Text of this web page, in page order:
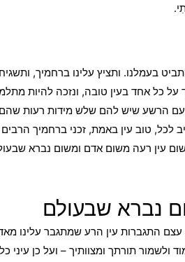
ותביט בעמלנו. ותציץ עלינו ברחמיך,
כל אחד בעין טובה, ונזכה להיות
הרשע שיש להם שלש מידות רעות שהם
לכל, טוב עין באמת, זכני ברחמיך
שום עין רעה משום אדם ומשום נברא
נברא שבעולם
עצם התגברות עין הרע שמתגבר עלינו
תורתך ומצוותיך – ועל כן עיני